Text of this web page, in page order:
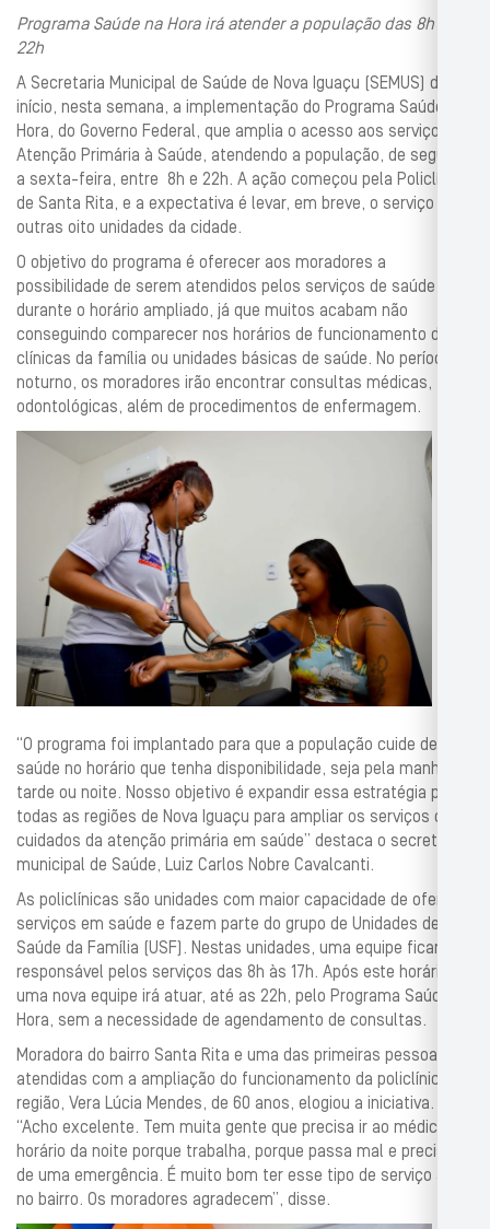
Programa Saúde na Hora irá atender a população das 8h às
22h
A Secretaria Municipal de Saúde de Nova Iguaçu (SEMUS) deu
início, nesta semana, a implementação do Programa Saúde na
Hora, do Governo Federal, que amplia o acesso aos serviços de
Atenção Primária à Saúde, atendendo a população, de segunda
a sexta-feira, entre 8h e 22h. A ação começou pela Policlínica
de Santa Rita, e a expectativa é levar, em breve, o serviço para
outras oito unidades da cidade.
O objetivo do programa é oferecer aos moradores a
possibilidade de serem atendidos pelos serviços de saúde
durante o horário ampliado, já que muitos acabam não
conseguindo comparecer nos horários de funcionamento das
clínicas da família ou unidades básicas de saúde. No período
noturno, os moradores irão encontrar consultas médicas,
odontológicas, além de procedimentos de enfermagem.
“O programa foi implantado para que a população cuide de sua
saúde no horário que tenha disponibilidade, seja pela manhã,
tarde ou noite. Nosso objetivo é expandir essa estratégia para
todas as regiões de Nova Iguaçu para ampliar os serviços de
cuidados da atenção primária em saúde” destaca o secretário
municipal de Saúde, Luiz Carlos Nobre Cavalcanti.
As policlínicas são unidades com maior capacidade de oferecer
serviços em saúde e fazem parte do grupo de Unidades de
Saúde da Família (USF). Nestas unidades, uma equipe ficará
responsável pelos serviços das 8h às 17h. Após este horário,
uma nova equipe irá atuar, até as 22h, pelo Programa Saúde na
Hora, sem a necessidade de agendamento de consultas.
Moradora do bairro Santa Rita e uma das primeiras pessoas
atendidas com a ampliação do funcionamento da policlínica da
região, Vera Lúcia Mendes, de 60 anos, elogiou a iniciativa.
“Acho excelente. Tem muita gente que precisa ir ao médico no
horário da noite porque trabalha, porque passa mal e precisa
de uma emergência. É muito bom ter esse tipo de serviço aqui
no bairro. Os moradores agradecem”, disse.